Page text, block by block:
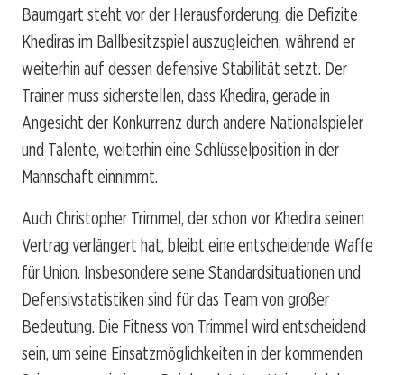
Baumgart steht vor der Herausforderung, die Defizite
Khediras im Ballbesitzspiel auszugleichen, während er
weiterhin auf dessen defensive Stabilität setzt. Der
Trainer muss sicherstellen, dass Khedira, gerade in
Angesicht der Konkurrenz durch andere Nationalspieler
und Talente, weiterhin eine Schlüsselposition in der
Mannschaft einnimmt.
Auch Christopher Trimmel, der schon vor Khedira seinen
Vertrag verlängert hat, bleibt eine entscheidende Waffe
für Union. Insbesondere seine Standardsituationen und
Defensivstatistiken sind für das Team von großer
Bedeutung. Die Fitness von Trimmel wird entscheidend
sein, um seine Einsatzmöglichkeiten in der kommenden